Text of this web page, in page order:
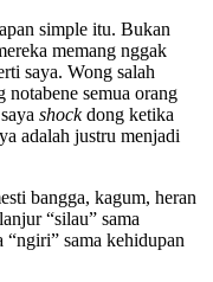
simple itu. Bukan
memang nggak
saya. Wong salah
notabene semua orang
shockdong ketika
adalah justru menjadi
bangga, kagum, heran
“silau” sama
sama kehidupan